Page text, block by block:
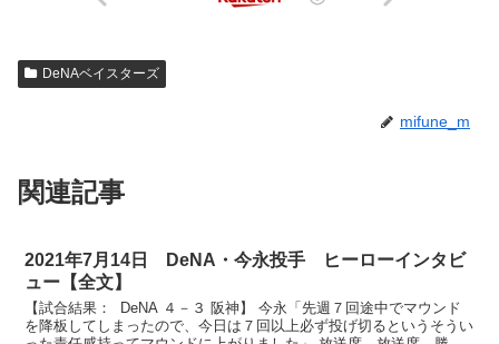
DeNAベイスターズ
mifune_m
関連記事
2021年7月14日 DeNA・今永投手 ヒーローインタビ
ュー【全文】
【試合結果： DeNA ４－３ 阪神】 今永「先週７回途中でマウンド
を降板してしまったので、今日は７回以上必ず投げ切るというそうい